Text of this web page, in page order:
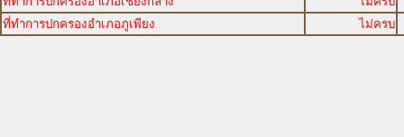
ที่ทำการปกครองอำเภอภูเพียง
ไม่ครบ